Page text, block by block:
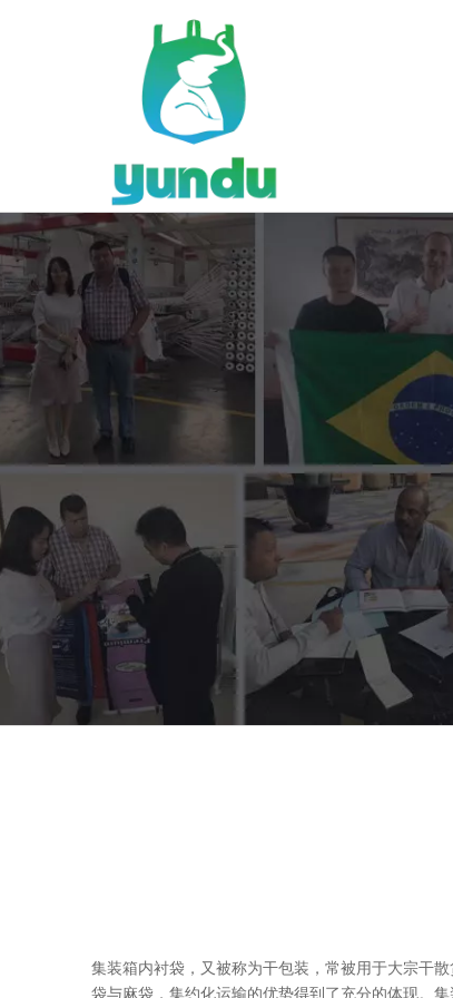
集装箱内衬袋，又被称为干包装，常被用于大宗干
袋与麻袋，集约化运输的优势得到了充分的体现。